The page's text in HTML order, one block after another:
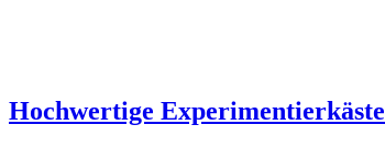
Hochwertige